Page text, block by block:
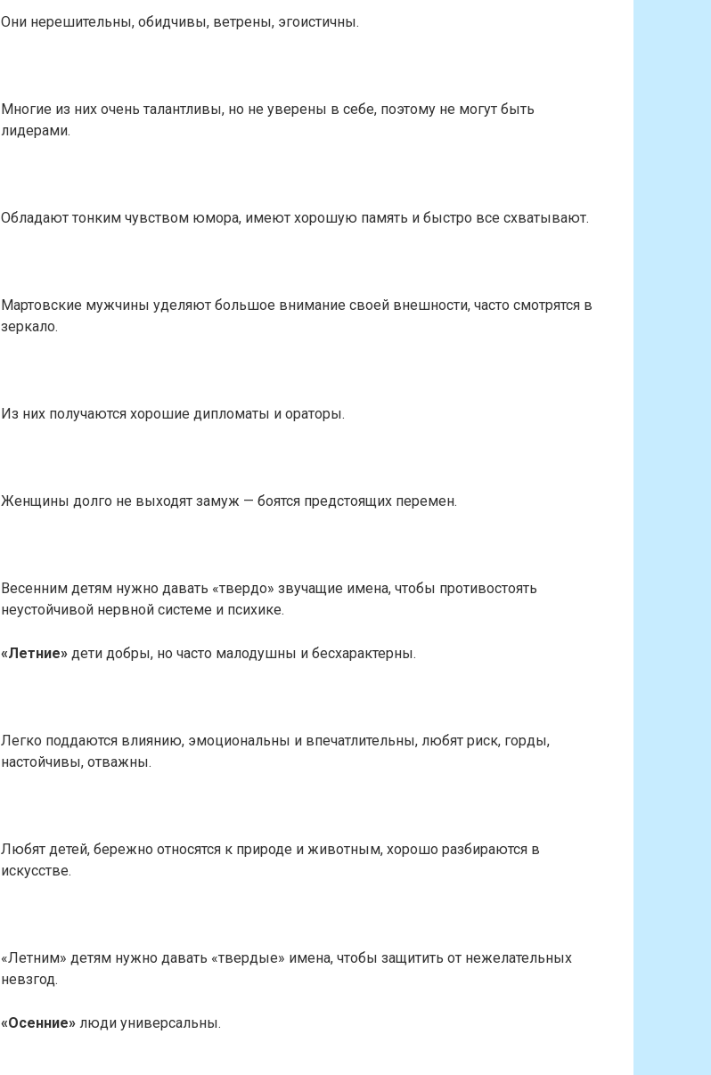
Они нерешительны, обидчивы, ветрены, эгоистичны.
Многие из них очень талантливы, но не уверены в себе, поэтому не могут быть
лидерами.
Обладают тонким чувством юмора, имеют хорошую память и быстро все схватывают.
Мартовские мужчины уделяют большое внимание своей внешности, часто смотрятся в
зеркало.
Из них получаются хорошие дипломаты и ораторы.
Женщины долго не выходят замуж — боятся предстоящих перемен.
Весенним детям нужно давать «твердо» звучащие имена, чтобы противостоять
неустойчивой нервной системе и психике.
«Летние» дети добры, но часто малодушны и бесхарактерны.
Легко поддаются влиянию, эмоциональны и впечатлительны, любят риск, горды,
настойчивы, отважны.
Любят детей, бережно относятся к природе и животным, хорошо разбираются в
искусстве.
«Летним» детям нужно давать «твердые» имена, чтобы защитить от нежелательных
невзгод.
«Осенние» люди универсальны.